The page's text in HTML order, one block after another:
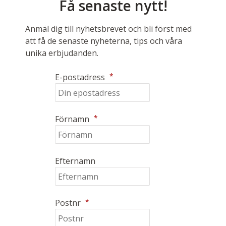
Få senaste nytt!
Anmäl dig till nyhetsbrevet och bli först med
att få de senaste nyheterna, tips och våra
unika erbjudanden.
E-postadress *
Förnamn *
Efternamn
Postnr *